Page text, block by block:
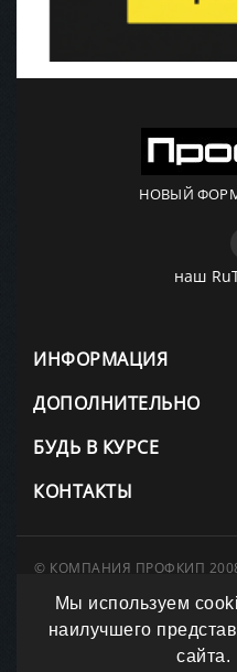
НОВЫЙ
наш
ИНФОРМАЦИЯ
ДОПОЛНИТЕЛЬНО
БУДЬ В КУРСЕ
КОНТАКТЫ
© КОМПАНИЯ ПРОФКИП
При использовании
Вся информация на сайте
является публичной
Статьи 437
Мы используем
наилучшего
сайта.